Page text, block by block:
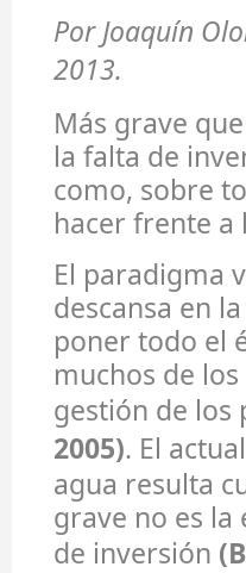
Por Joaquín
2013.
Más grave
la falta de
como, sobre
hacer frente a
El paradigma
descansa en
poner todo el
muchos de
gestión de los
2005). El
agua resulta
grave no es la
de inversión